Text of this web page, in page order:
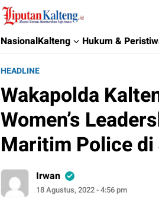
Liputan Kalteng
Akurat, Terpercaya & Independent
NasionalKalteng Hukum &
HEADLINE
Wakapolda
Women’s
Maritim Police
Irwan
18 Agustus, 2022 - 4:56 pm